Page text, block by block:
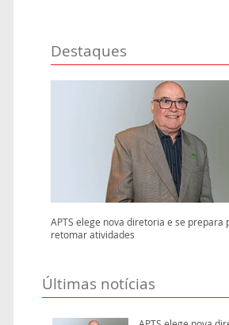
Destaques
APTS elege nova diretoria e se prepara
retomar atividades
Últimas notícias